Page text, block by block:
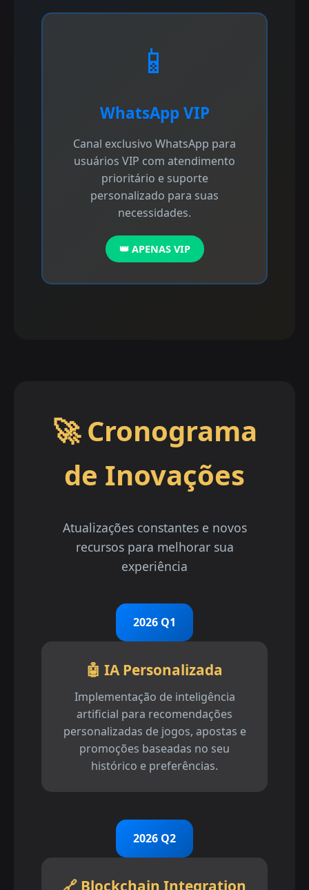
📱
WhatsApp VIP
Canal exclusivo WhatsApp para
usuários VIP com atendimento
prioritário e suporte
personalizado para suas
necessidades.
👑 APENAS VIP
🚀 Cronograma
de Inovações
Atualizações constantes e novos
recursos para melhorar sua
experiência
2026 Q1
🤖 IA Personalizada
Implementação de inteligência
artificial para recomendações
personalizadas de jogos, apostas e
promoções baseadas no seu
histórico e preferências.
2026 Q2
🔗 Blockchain Integration